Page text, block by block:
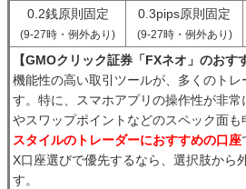
0.2銭原則固定
(9-27時・例外あり)
0.3pips原則固定
(9-27時・例外あり)
【GMOクリック証券「FXネオ」のおす
機能性の高い取引ツールが、多くのトレ
す。特に、スマホアプリの操作性が非
やスワップポイントなどのスペック面も
スタイルのトレーダーにおすすめの口座
X口座選びで優先するなら、選択肢から
す。